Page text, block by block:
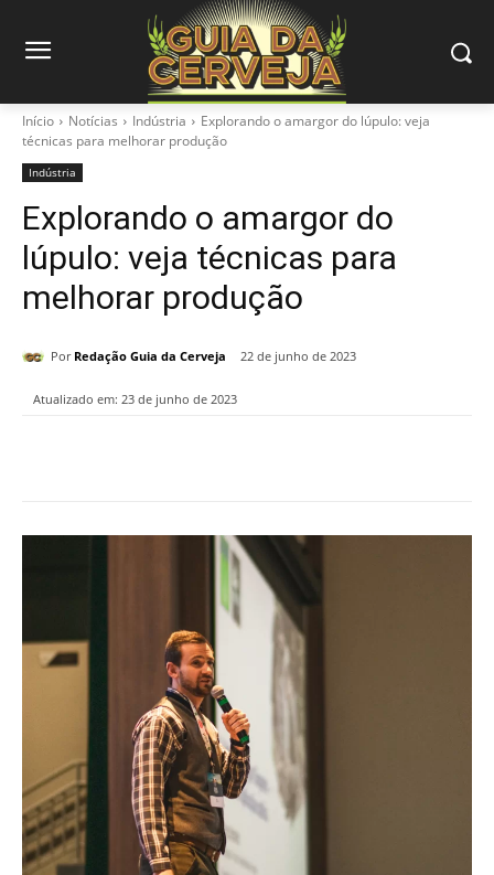
Início Notícias Indústria
Explorando o amargor do lúpulo: veja
técnicas para melhorar produção
Indústria
Explorando o amargor do
lúpulo: veja técnicas para
melhorar produção
Por Redação Guia da Cerveja 22 de junho de 2023
Atualizado em: 23 de junho de 2023